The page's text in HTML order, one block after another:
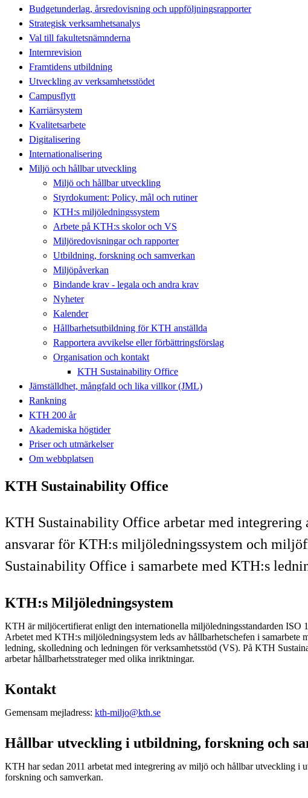
Budgetunderlag, årsredovisning och uppföljningsrapporter
Strategisk verksamhetsanalys
Val till fakultetsnämnderna
Internrevision
Framtidens utbildning
Utveckling av verksamhetsstödet
Campusflytt
Karriärsystem
Kvalitetsarbete
Digitalisering
Internationalisering
Miljö och hållbar utveckling
Miljö och hållbar utveckling
Styrdokument: Policy, mål och rutiner
KTH:s miljöledningssystem
Arbete på KTH:s skolor och VS
Miljöredovisningar och rapporter
Utbildning, forskning och samverkan
Miljöpåverkan
Bindande krav - legala och andra krav
Nyheter
Kalender
Hållbarhetsutbildning för KTH anställda
Rapportera avvikelse eller förbättringsförslag
Organisation och kontakt
KTH Sustainability Office
Jämställdhet, mångfald och lika villkor (JML)
Rankning
KTH 200 år
Akademiska högtider
Priser och utmärkelser
Om webbplatsen
KTH Sustainability Office
KTH Sustainability Office arbetar med
ansvarar för KTH:s miljöledningssystem och
Sustainability Office i samarbete med KTH:s
KTH:s Miljöledningsystem
KTH är miljöcertifierat enligt den internationella miljöledningsstandarden ISO
Arbetet med KTH:s miljöledningsystem leds av hållbarhetschefen i samarbete
ledning, skolledning och ledningen för verksamhetsstöd (VS). På KTH
arbetar hållbarhetsstrateger med olika inriktningar.
Kontakt
Gemensam mejladress: kth-miljo@kth.se
Hållbar utveckling i utbildning, forskning och
KTH har sedan 2011 arbetat med integrering av miljö och hållbar utveckling i
forskning och samverkan.